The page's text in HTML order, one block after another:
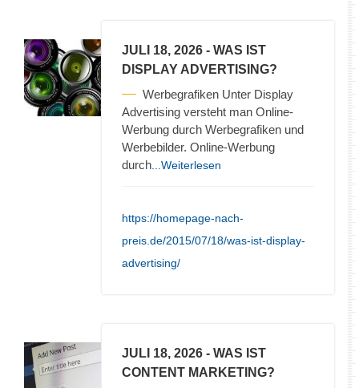
JULI 18, 2026 - WAS IST
DISPLAY ADVERTISING?
Werbegrafiken Unter Display
Advertising versteht man Online-
Werbung durch Werbegrafiken und
Werbebilder. Online-Werbung
durch ...Weiterlesen
https://homepage-nach-
preis.de/2015/07/18/was-ist-display-
advertising/
JULI 18, 2026 - WAS IST
CONTENT MARKETING?